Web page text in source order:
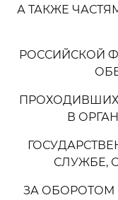
А ТАКЖЕ
РОССИЙСКОЙ
В
СЛУЖБЕ,
ЗА ОБОРОТОМ